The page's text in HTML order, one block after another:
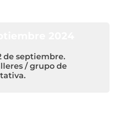
de septiembre.
/ grupo de